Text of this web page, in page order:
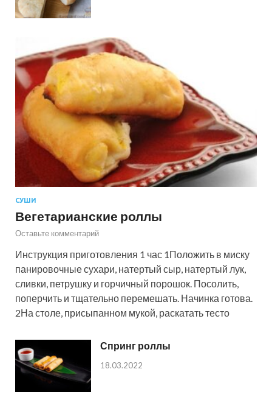
СУШИ
Вегетарианские роллы
Оставьте комментарий
Инструкция приготовления 1 час 1Положить в миску
панировочные сухари, натертый сыр, натертый лук,
сливки, петрушку и горчичный порошок. Посолить,
поперчить и тщательно перемешать. Начинка готова.
2На столе, присыпанном мукой, раскатать тесто
Спринг роллы
18.03.2022